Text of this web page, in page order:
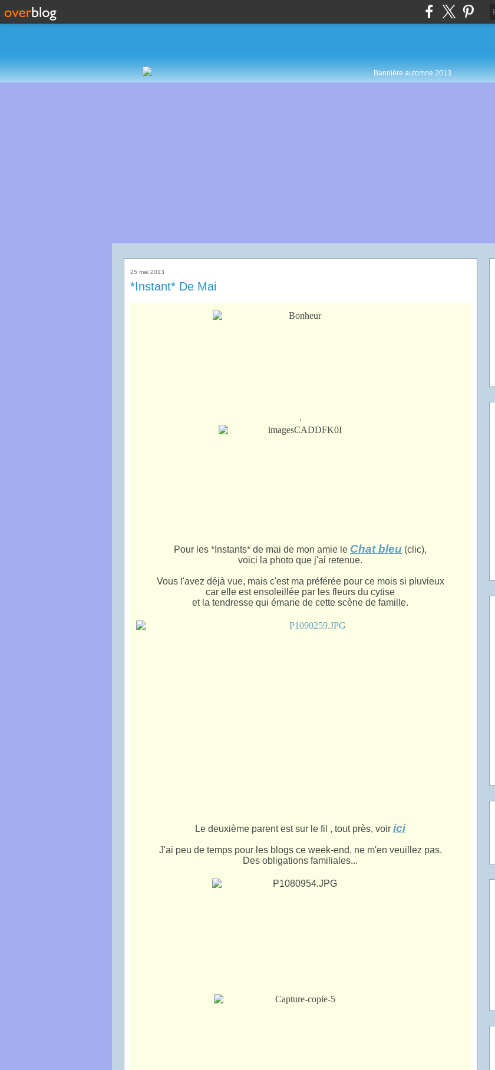
25 mai 2013
*Instant* De Mai
.
Pour les *Instants* de mai de mon amie le Chat bleu (clic),
voici la photo que j'ai retenue.
Vous l'avez déjà vue, mais c'est ma préférée pour ce mois si pluvieux
car elle est ensoleillée par les fleurs du cytise
et la tendresse qui émane de cette scène de famille.
Le deuxième parent est sur le fil , tout près, voir ici
J'ai peu de temps pour les blogs ce week-end, ne m'en veuillez pas.
Des obligations familiales...